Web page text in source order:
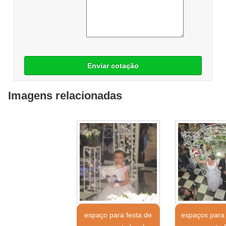
Enviar cotação
Imagens relacionadas
espaço para festa de
espaços